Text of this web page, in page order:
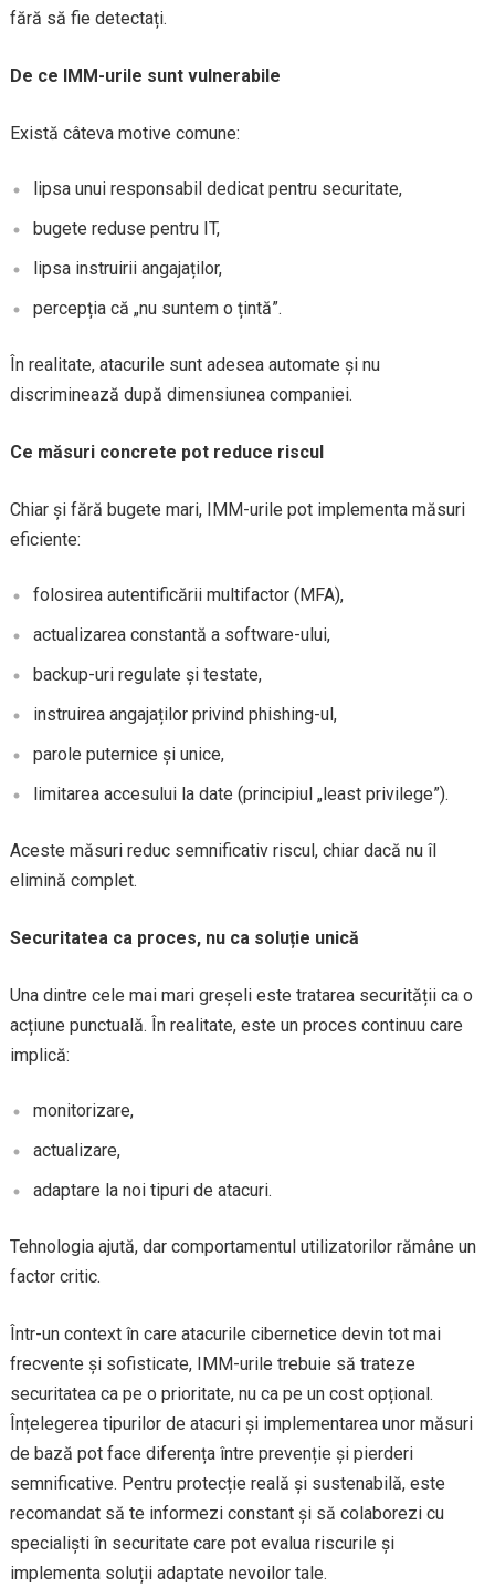
fără să fie detectați.
De ce IMM-urile sunt vulnerabile
Există câteva motive comune:
lipsa unui responsabil dedicat pentru securitate,
bugete reduse pentru IT,
lipsa instruirii angajaților,
percepția că „nu suntem o țintă”.
În realitate, atacurile sunt adesea automate și nu
discriminează după dimensiunea companiei.
Ce măsuri concrete pot reduce riscul
Chiar și fără bugete mari, IMM-urile pot implementa măsuri
eficiente:
folosirea autentificării multifactor (MFA),
actualizarea constantă a software-ului,
backup-uri regulate și testate,
instruirea angajaților privind phishing-ul,
parole puternice și unice,
limitarea accesului la date (principiul „least privilege”).
Aceste măsuri reduc semnificativ riscul, chiar dacă nu îl
elimină complet.
Securitatea ca proces, nu ca soluție unică
Una dintre cele mai mari greșeli este tratarea securității ca o
acțiune punctuală. În realitate, este un proces continuu care
implică:
monitorizare,
actualizare,
adaptare la noi tipuri de atacuri.
Tehnologia ajută, dar comportamentul utilizatorilor rămâne un
factor critic.
Într-un context în care atacurile cibernetice devin tot mai
frecvente și sofisticate, IMM-urile trebuie să trateze
securitatea ca pe o prioritate, nu ca pe un cost opțional.
Înțelegerea tipurilor de atacuri și implementarea unor măsuri
de bază pot face diferența între prevenție și pierderi
semnificative. Pentru protecție reală și sustenabilă, este
recomandat să te informezi constant și să colaborezi cu
specialiști în securitate care pot evalua riscurile și
implementa soluții adaptate nevoilor tale.